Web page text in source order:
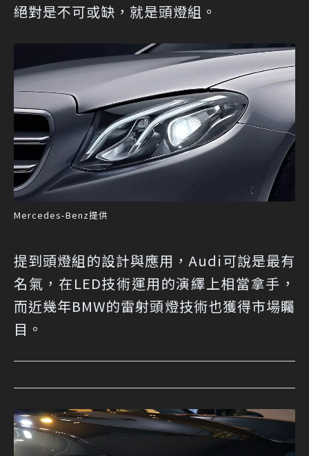
絕對是不可或缺，就是頭燈組。
Mercedes-Benz提供
提到頭燈組的設計與應用，Audi可說是最有
名氣，在LED技術運用的演繹上相當拿手，
而近幾年BMW的雷射頭燈技術也獲得市場矚
目。